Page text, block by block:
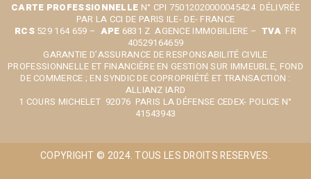
CARTE PROFESSIONNELLE N° CPI 75012020000045424 DÉLIVRÉE
PAR LA CCI DE PARIS ILE- DE- FRANCE
RCS529 164 659 – APE 6831 Z AGENCE IMMOBILIERE – TVAFR
40529164659
GARANTIE D’ASSURANCE DE RESPONSABILITÉ CIVILE
PROFESSIONNELLE ET FINANCIÈRE EN GESTION SUR IMMEUBLE, FOND
DE COMMERCE ; EN SYNDIC DE COPROPRIÉTÉ ET TRANSACTION :
ALLIANZ IARD
1 COURS MICHELET 92076 PARIS LA DÉFENSE CEDEX- POLICE N°
41543943
COPYRIGHT © 2024. TOUS LES DROITS RESERVES.